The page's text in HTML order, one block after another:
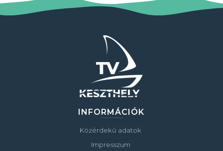
INFORMÁCIÓK
Közérdekű adatok
Impresszum